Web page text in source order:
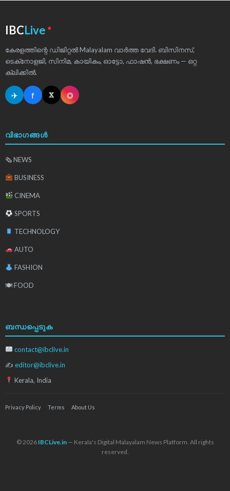
IBCLive ●
കേരളത്തിന്റെ ഡിജിറ്റൽ Malayalam വാർത്ത വേദി. ബിസിനസ്,
ടെക്‌നോളജി, സിനിമ, കായികം, ഓട്ടോ, ഫാഷൻ, ഭക്ഷണം — ഒറ്റ
ക്ലിക്കിൽ.
✈ f 𝕏 ◎
വിഭാഗങ്ങൾ
🗞 NEWS
BUSINESS
CINEMA
SPORTS
TECHNOLOGY
AUTO
FASHION
🍽 FOOD
ബന്ധപ്പെടുക
contact@ibclive.in
✍ editor@ibclive.in
Kerala, India
Privacy Policy Terms About Us
© 2026 IBCLive.in— Kerala's Digital Malayalam News Platform. All rights
reserved.